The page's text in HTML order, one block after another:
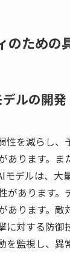
のための
ルの開発
性を減らし
あります。
モデルは、
があります
あります。
に対する防御
を監視し、異